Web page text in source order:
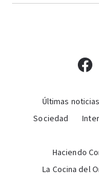
Últimas noticias
Sociedad
Haciendo
La Cocina del